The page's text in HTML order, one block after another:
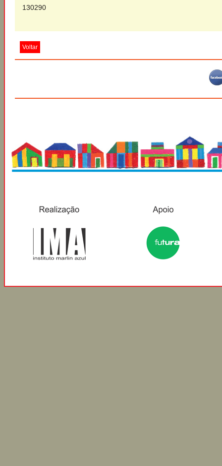
130290
Voltar